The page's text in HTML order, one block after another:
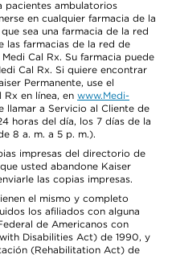
pacientes ambulatorios
en cualquier farmacia de la
sea una farmacia de la red
las farmacias de la red de
Cal Rx. Su farmacia puede
Cal Rx. Si quiere encontrar
Permanente, use el
en línea, en www.Medi-
llamar a Servicio al Cliente de
horas del día, los 7 días de la
8 a. m. a 5 p. m.).
impresas del directorio de
usted abandone Kaiser
las copias impresas.
el mismo y completo
los afiliados con alguna
de Americanos con
Disabilities Act) de 1990, y
(Rehabilitation Act) de